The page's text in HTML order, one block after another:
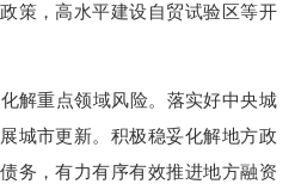
策，高水平建设自贸试验区等开
解重点领域风险。落实好中央城
城市更新。积极稳妥化解地方政
务，有力有序有效推进地方融资